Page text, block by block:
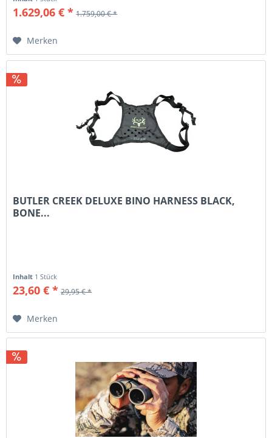
1.629,06 € * 1.759,00 € *
Merken
BUTLER CREEK DELUXE BINO HARNESS BLACK,
BONE...
Inhalt 1 Stück
23,60 € * 29,95 € *
Merken